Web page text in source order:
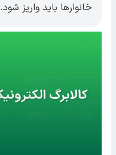
خانوارها باید واریز شود.